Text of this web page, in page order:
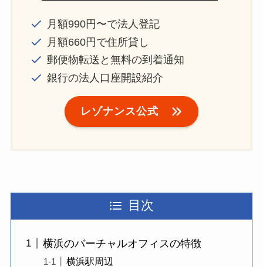
月額990円〜で法人登記
月額660円で住所貸し
郵便物転送と無料の到着通知
銀行の法人口座開設紹介
レゾナンス公式
目次
横浜のバーチャルオフィスの特徴
横浜駅周辺